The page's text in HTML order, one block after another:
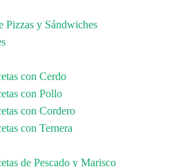
Pizzas y Sándwiches
con Cerdo
con Pollo
con Cordero
con Ternera
de Pescado y Marisco